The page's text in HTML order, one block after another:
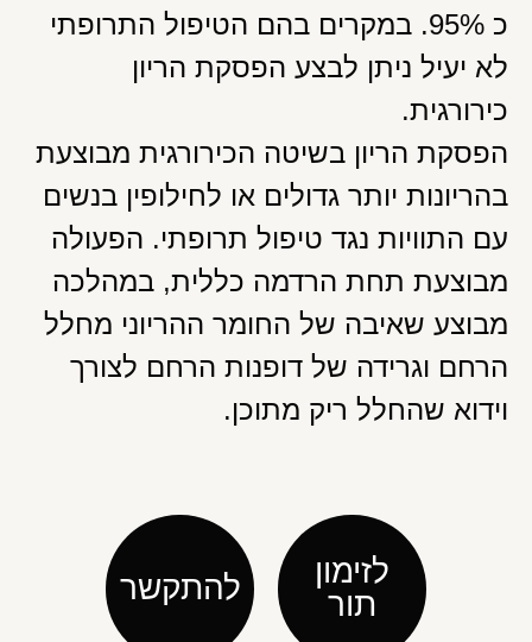
כ 95%. במקרים בהם הטיפול התרופתי
לא יעיל ניתן לבצע הפסקת הריון
כירורגית.
הפסקת הריון בשיטה הכירורגית מבוצעת
בהריונות יותר גדולים או לחילופין בנשים
עם התוויות נגד טיפול תרופתי. הפעולה
מבוצעת תחת הרדמה כללית, במהלכה
מבוצע שאיבה של החומר ההריוני מחלל
הרחם וגרידה של דופנות הרחם לצורך
וידוא שהחלל ריק מתוכן.
לזימון
תור
להתקשר